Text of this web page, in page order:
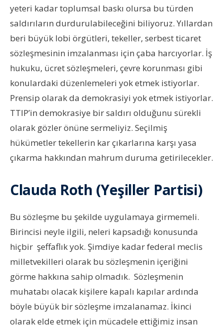
yeteri kadar toplumsal baskı olursa bu türden
saldırıların durdurulabileceğini biliyoruz. Yıllardan
beri büyük lobi örgütleri, tekeller, serbest ticaret
sözleşmesinin imzalanması için çaba harcıyorlar. İş
hukuku, ücret sözleşmeleri, çevre korunması gibi
konulardaki düzenlemeleri yok etmek istiyorlar.
Prensip olarak da demokrasiyi yok etmek istiyorlar.
TTIP’in demokrasiye bir saldırı olduğunu sürekli
olarak gözler önüne sermeliyiz. Seçilmiş
hükümetler tekellerin kar çıkarlarına karşı yasa
çıkarma hakkından mahrum duruma getirilecekler.
Clauda Roth (Yeşiller Partisi)
Bu sözleşme bu şekilde uygulamaya girmemeli.
Birincisi neyle ilgili, neleri kapsadığı konusunda
hiçbir şeffaflık yok. Şimdiye kadar federal meclis
milletvekilleri olarak bu sözleşmenin içeriğini
görme hakkına sahip olmadık. Sözleşmenin
muhatabı olacak kişilere kapalı kapılar ardında
böyle büyük bir sözleşme imzalanamaz. İkinci
olarak elde etmek için mücadele ettiğimiz insan